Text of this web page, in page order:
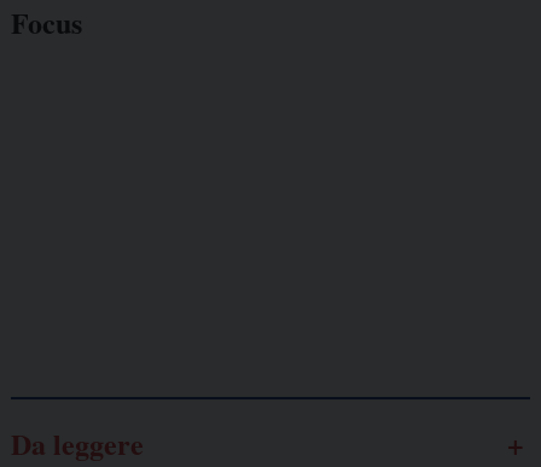
Focus
Da leggere